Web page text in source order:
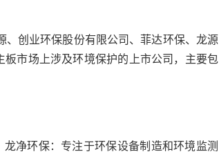
创业环保股份有限公司、菲达环保、龙源
市场上涉及环境保护的上市公司，主要包
净环保：专注于环保设备制造和环境监测